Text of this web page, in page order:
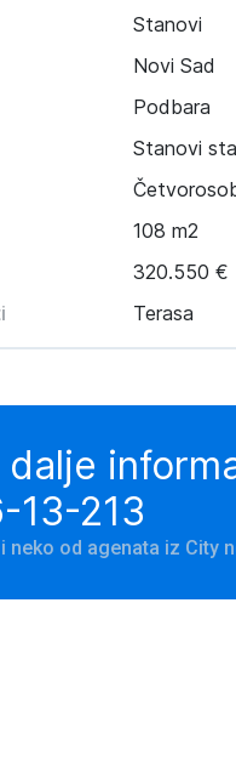
Stanovi
Novi Sad
Podbara
Stanovi
108 m2
320.550 €
Terasa
dalje
13-213
neko od agenata iz City